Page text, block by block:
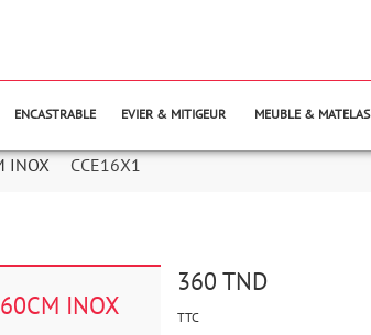
ENCASTRABLE EVIER & MITIGEUR MEUBLE & MATELAS
INOX CCE16X1
INOX
360 TND
TTC